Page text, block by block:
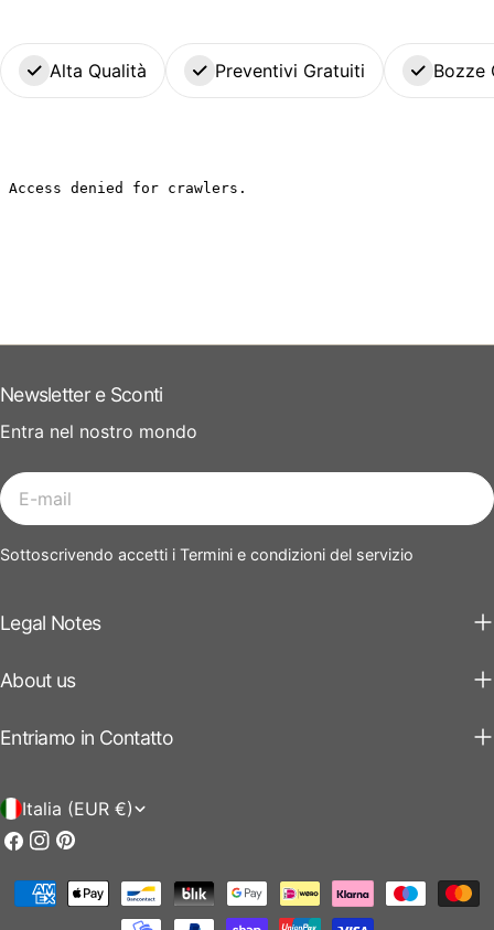
Alta Qualità Preventivi Gratuiti Bozze
Legal Notes
About us
Entriamo in Contatto
Newsletter e Sconti
Entra nel nostro mondo
E-
mail
Sottoscrivendo accetti i Termini e condizioni del servizio
P
a
Italia (EUR €)
Facebook
Instagram
Pinterest
Modalità